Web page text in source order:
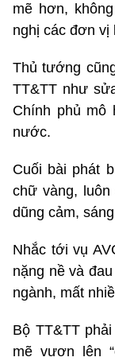
mẽ hơn,
nghị các đơn vị
Thủ tướng
TT&TT như
Chính phủ mô
nước.
Cuối bài phát
chữ vàng, luôn
dũng cảm,
Nhắc tới vụ
nặng nề và
ngành, mất
Bộ TT&TT
mẽ vươn lên